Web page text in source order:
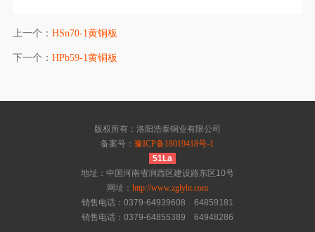
上一个： HSn70-1黄铜板
下一个： HPb59-1黄铜板
版权所有：洛阳浩泰铜业有限公司
备案号：豫ICP备18019418号-1
51La
地址：中国河南省涧西区建设路东区10号
网址： http://www.zglyht.com
销售电话：0379-64939608 64859181
销售电话：0379-64855389 64948286